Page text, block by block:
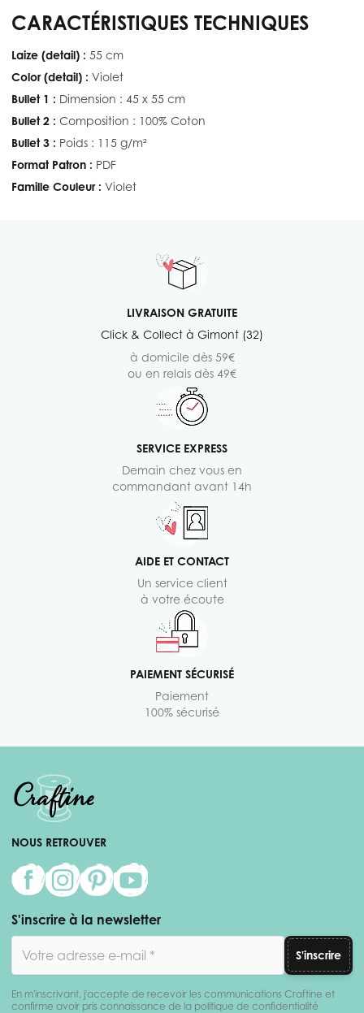
CARACTÉRISTIQUES TECHNIQUES
Laize (detail) : 55 cm
Color (detail) : Violet
Bullet 1 : Dimension : 45 x 55 cm
Bullet 2 : Composition : 100% Coton
Bullet 3 : Poids : 115 g/m²
Format Patron : PDF
Famille Couleur : Violet
LIVRAISON GRATUITE
Click & Collect à Gimont (32)
à domicile dès 59€
ou en relais dès 49€
SERVICE EXPRESS
Demain chez vous en
commandant avant 14h
AIDE ET CONTACT
Un service client
à votre écoute
PAIEMENT SÉCURISÉ
Paiement
100% sécurisé
NOUS RETROUVER
S'inscrire à la newsletter
S'inscrire
En m'inscrivant, j'accepte de recevoir les communications Craftine et
confirme avoir pris connaissance de la politique de confidentialité